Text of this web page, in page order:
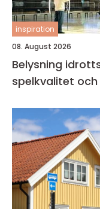
inspiration
08. August 2026
Belysning
spelkvalitet